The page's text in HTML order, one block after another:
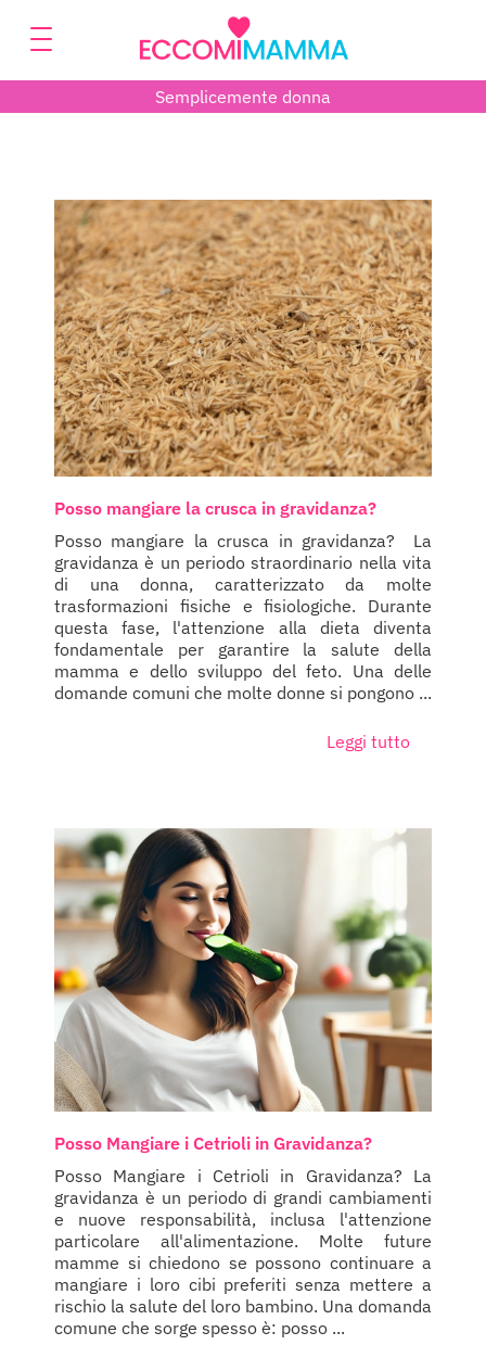
Semplicemente donna
Posso mangiare la crusca in gravidanza?
Posso mangiare la crusca in gravidanza? La
gravidanza è un periodo straordinario nella vita
di una donna, caratterizzato da molte
trasformazioni fisiche e fisiologiche. Durante
questa fase, l'attenzione alla dieta diventa
fondamentale per garantire la salute della
mamma e dello sviluppo del feto. Una delle
domande comuni che molte donne si pongono ...
Leggi tutto
Posso Mangiare i Cetrioli in Gravidanza?
Posso Mangiare i Cetrioli in Gravidanza? La
gravidanza è un periodo di grandi cambiamenti
e nuove responsabilità, inclusa l'attenzione
particolare all'alimentazione. Molte future
mamme si chiedono se possono continuare a
mangiare i loro cibi preferiti senza mettere a
rischio la salute del loro bambino. Una domanda
comune che sorge spesso è: posso ...